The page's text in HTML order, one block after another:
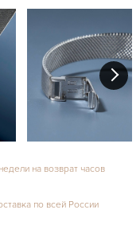
на возврат часов
по всей России